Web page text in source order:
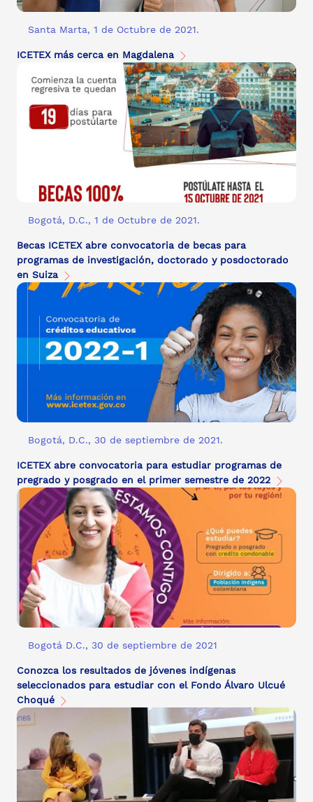
Santa Marta, 1 de Octubre de 2021.
ICETEX más cerca en Magdalena
Bogotá, D.C., 1 de Octubre de 2021.
Becas ICETEX abre convocatoria de becas para
programas de investigación, doctorado y posdoctorado
en Suiza
Bogotá, D.C., 30 de septiembre de 2021.
ICETEX abre convocatoria para estudiar programas de
pregrado y posgrado en el primer semestre de 2022
Bogotá D.C., 30 de septiembre de 2021
Conozca los resultados de jóvenes indígenas
seleccionados para estudiar con el Fondo Álvaro Ulcué
Choqué